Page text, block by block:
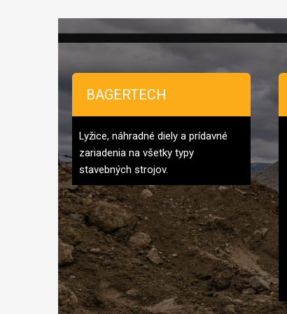
BAGERTECH
Lyžice, náhradné diely a prídavné
zariadenia na všetky typy
stavebných strojov.